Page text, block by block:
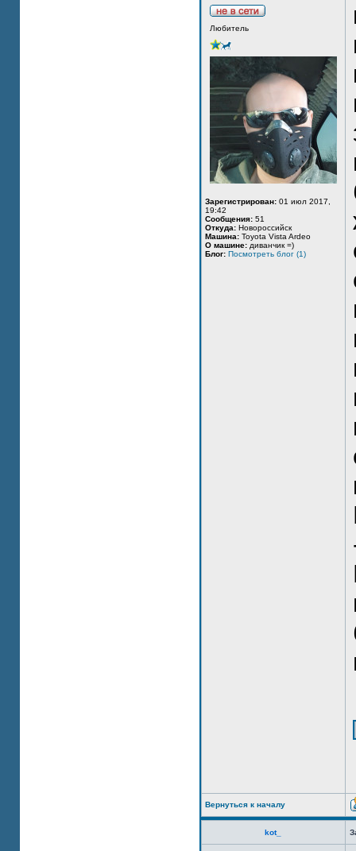
Любитель
Зарегистрирован: 01 июл 2017,
19:42
Сообщения: 51
Откуда: Новороссийск
Машина: Toyota Vista Ardeo
О машине: диванчик =)
Блог: Посмотреть блог (1)
Вернуться к началу
kot_